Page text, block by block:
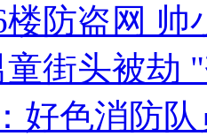
民合力深夜将其击毙
防盗网 帅
童街头被劫
好色消防